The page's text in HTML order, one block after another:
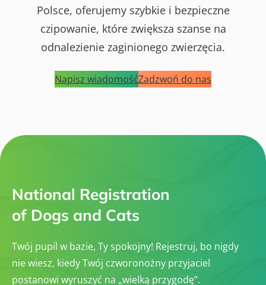
Polsce, oferujemy szybkie i bezpieczne
czipowanie, które zwiększa szanse na
odnalezienie zaginionego zwierzęcia.
Napisz wiadomośćZadzwoń do nas
National Registration
of Dogs and Cats
Twój pupil w bazie, Ty spokojny! Rejestruj, bo nigdy
nie wiesz, kiedy Twój czworonożny przyjaciel
postanowi wyruszyć na „wielką przygodę”.